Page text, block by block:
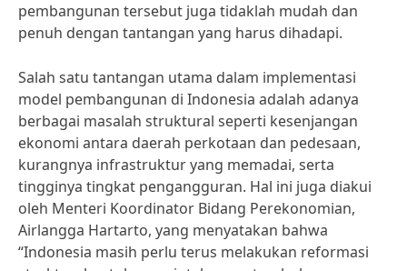
pembangunan tersebut juga tidaklah mudah dan
penuh dengan tantangan yang harus dihadapi.
Salah satu tantangan utama dalam implementasi
model pembangunan di Indonesia adalah adanya
berbagai masalah struktural seperti kesenjangan
ekonomi antara daerah perkotaan dan pedesaan,
kurangnya infrastruktur yang memadai, serta
tingginya tingkat pengangguran. Hal ini juga diakui
oleh Menteri Koordinator Bidang Perekonomian,
Airlangga Hartarto, yang menyatakan bahwa
“Indonesia masih perlu terus melakukan reformasi